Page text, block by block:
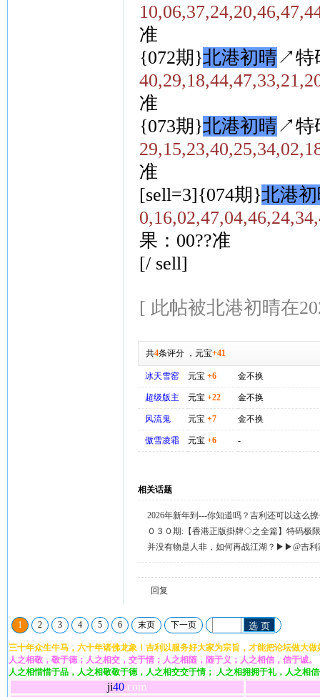
准
{072期}北港初晴↗特
准
{073期}北港初晴↗特
准
[sell=3]{074期}北港
果：00??准
[/ sell]
[ 此帖被北港初晴在
共4条评分， 元宝+41
冰天雪窑 元宝 +6 金不换
超级版主 元宝 +22 金不换
风流鬼 元宝 +7 金不换
傲雪凌霜 元宝 +6 -
相关话题
2026年新年到---你知道吗？吉利还可以这么
天天送58元宝，只需签到就有。
０３０期:【香港正版掛牌◇之全篇】特码极
整正版◇综合资料】←已更新.
并没有物是人非，如何再战江湖？▶▶@吉利
回复留言◀◀
回复
1 2 3 4 5 6 末页 下一页 选 页
三十年众生牛马，六十年诸佛龙象！吉利以服务好大家为宗旨，才能把论坛做大做
人之相敬，敬于德；人之相交，交于情；人之相随，随于义；人之相信，信于诚。
人之相惜惜于品，人之相敬敬于德，人之相交交于情； 人之相拥拥于礼，人之相
ji40.com